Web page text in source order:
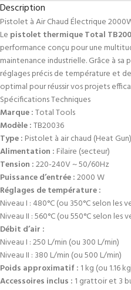
Description
Pistolet à Air Chaud Électrique
Le pistolet thermique Total
performance conçu pour une
maintenance industrielle. Grâce à sa
réglages précis de température et
optimal pour réussir vos projets
Spécifications Techniques
Marque :Total Tools
Modèle :TB20036
Type : Pistolet à air chaud (Heat Gun)
Alimentation : Filaire (secteur)
Tension :220-240V ~ 50/60Hz
Puissance d’entrée :2000 W
Réglages de température :
Niveau I : 480°C (ou 350°C selon les
Niveau II : 560°C (ou 550°C selon les
Débit d’air :
Niveau I : 250 L/min (ou 300 L/min)
Niveau II : 380 L/min (ou 500 L/min)
Poids approximatif : 1 kg (ou 1.16
Accessoires inclus : 1 grattoir et 3